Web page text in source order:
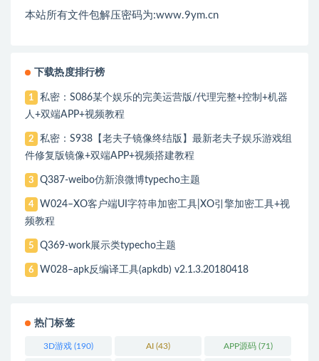
本站所有文件包解压密码为:www.9ym.cn
下载热度排行榜
1
私密：S086某个娱乐的完美运营版/代理完整+控制+机器
人+双端APP+视频教程
2
私密：S938【老夫子镜像终结版】最新老夫子娱乐游戏组
件修复版镜像+双端APP+视频搭建教程
3 Q387-weibo仿新浪微博typecho主题
4
W024–XO客户端UI字符串加密工具|XO引擎加密工具+视
频教程
5 Q369-work展示类typecho主题
6 W028–apk反编译工具(apkdb) v2.1.3.20180418
热门标签
3D游戏 (190) AI (43) APP源码(71)